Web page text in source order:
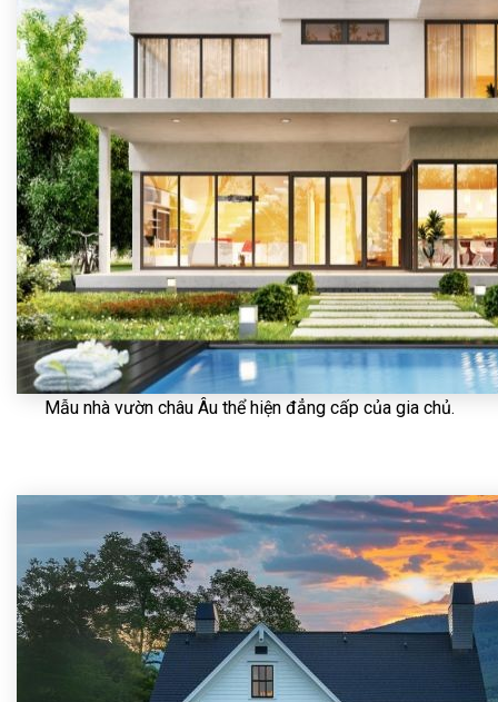
Mẫu nhà vườn châu Âu thể hiện đẳng cấp của gia chủ.